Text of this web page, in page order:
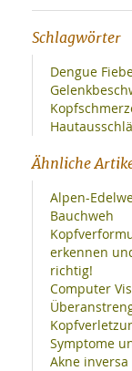
Schlagwörter
Dengue
Ähnliche
Alpen-
Bauchweh
erkennen
richtig!
Computer
Symptome
Akne inversa